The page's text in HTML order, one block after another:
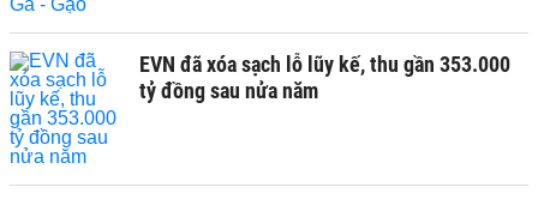
EVN đã xóa sạch lỗ lũy kế, thu gần 353.000
tỷ đồng sau nửa năm